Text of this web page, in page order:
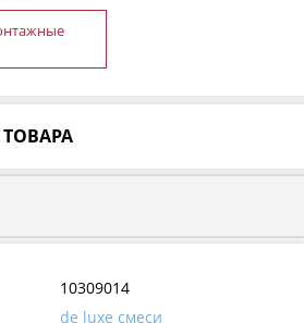
10309014
de luxe смеси